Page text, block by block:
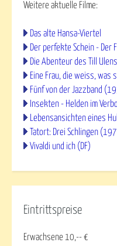
Weitere aktuelle Filme:
Das alte Hansa-Viertel
Der perfekte Schein - Der
Die Abenteur des Till
Eine Frau, die weiss,
Fünf von der Jazzband
Insekten - Helden im
Lebensansichten eines
Tatort: Drei Schlingen
Vivaldi und ich (DF)
Eintrittspreise
Erwachsene 10,-- €